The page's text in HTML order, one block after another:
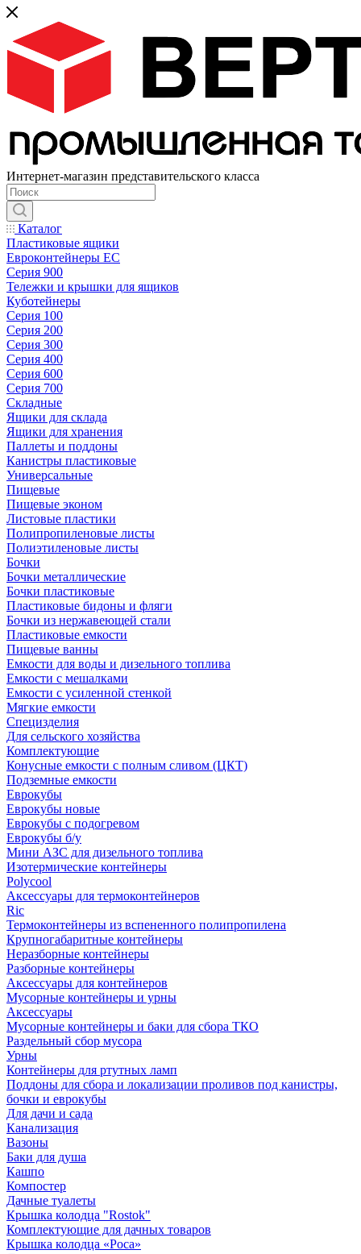
Интернет-магазин представительского класса
Каталог
Пластиковые ящики
Евроконтейнеры ЕС
Серия 900
Тележки и крышки для ящиков
Куботейнеры
Серия 100
Серия 200
Серия 300
Серия 400
Серия 600
Серия 700
Складные
Ящики для склада
Ящики для хранения
Паллеты и поддоны
Канистры пластиковые
Универсальные
Пищевые
Пищевые эконом
Листовые пластики
Полипропиленовые листы
Полиэтиленовые листы
Бочки
Бочки металлические
Бочки пластиковые
Пластиковые бидоны и фляги
Бочки из нержавеющей стали
Пластиковые емкости
Пищевые ванны
Емкости для воды и дизельного топлива
Емкости с мешалками
Емкости с усиленной стенкой
Мягкие емкости
Специзделия
Для сельского хозяйства
Комплектующие
Конусные емкости с полным сливом (ЦКТ)
Подземные емкости
Еврокубы
Еврокубы новые
Еврокубы с подогревом
Еврокубы б/у
Мини АЗС для дизельного топлива
Изотермические контейнеры
Polycool
Аксессуары для термоконтейнеров
Ric
Термоконтейнеры из вспененного полипропилена
Крупногабаритные контейнеры
Неразборные контейнеры
Разборные контейнеры
Аксессуары для контейнеров
Мусорные контейнеры и урны
Аксессуары
Мусорные контейнеры и баки для сбора ТКО
Раздельный сбор мусора
Урны
Контейнеры для ртутных ламп
Поддоны для сбора и локализации проливов под канистры,
бочки и еврокубы
Для дачи и сада
Канализация
Вазоны
Баки для душа
Кашпо
Компостер
Дачные туалеты
Крышка колодца "Rostok"
Комплектующие для дачных товаров
Крышка колодца «Роса»